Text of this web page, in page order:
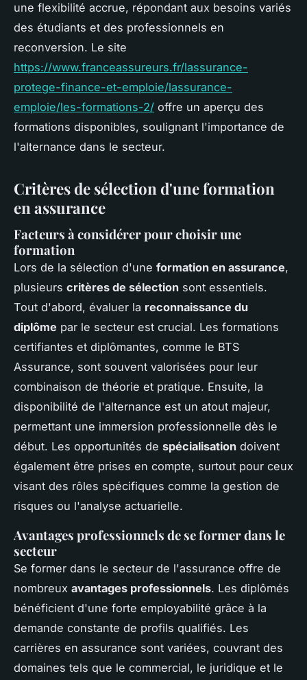
une flexibilité accrue, répondant aux besoins variés
des étudiants et des professionnels en
reconversion. Le site
https://www.franceassureurs.fr/lassurance-
protege-finance-et-emploie/lassurance-
emploie/les-formations-2/ offre un aperçu des
formations disponibles, soulignant l'importance de
l'alternance dans le secteur.
Critères de sélection d'une formation
en assurance
Facteurs à considérer pour choisir une
formation
Lors de la sélection d'une formation en assurance,
plusieurs critères de sélection sont essentiels.
Tout d'abord, évaluer la reconnaissance du
diplôme par le secteur est crucial. Les formations
certifiantes et diplômantes, comme le BTS
Assurance, sont souvent valorisées pour leur
combinaison de théorie et pratique. Ensuite, la
disponibilité de l'alternance est un atout majeur,
permettant une immersion professionnelle dès le
début. Les opportunités de spécialisation doivent
également être prises en compte, surtout pour ceux
visant des rôles spécifiques comme la gestion de
risques ou l'analyse actuarielle.
Avantages professionnels de se former dans le
secteur
Se former dans le secteur de l'assurance offre de
nombreux avantages professionnels. Les diplômés
bénéficient d'une forte employabilité grâce à la
demande constante de profils qualifiés. Les
carrières en assurance sont variées, couvrant des
domaines tels que le commercial, le juridique et le